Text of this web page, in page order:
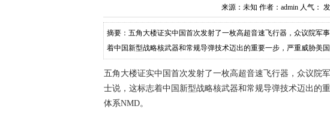
来源：未知 作者：admin 人气：
摘要：五角大楼证实中国首次发射了一枚高超音速飞行器，众议院军
着中国新型战略核武器和常规导弹技术迈出的重要一步，严重威胁美
五角大楼证实中国首次发射了一枚高超音速飞行器，众议院
士说，这标志着中国新型战略核武器和常规导弹技术迈出的
体系NMD。